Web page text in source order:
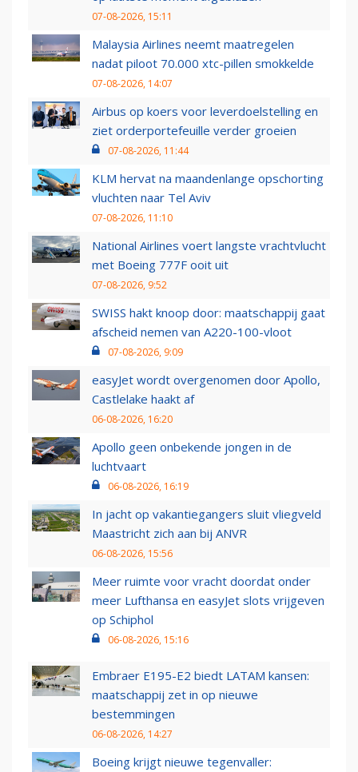
07-08-2026, 15:11
Malaysia Airlines neemt maatregelen
nadat piloot 70.000 xtc-pillen smokkelde
07-08-2026, 14:07
Airbus op koers voor leverdoelstelling en
ziet orderportefeuille verder groeien
07-08-2026, 11:44
KLM hervat na maandenlange opschorting
vluchten naar Tel Aviv
07-08-2026, 11:10
National Airlines voert langste vrachtvlucht
met Boeing 777F ooit uit
07-08-2026, 9:52
SWISS hakt knoop door: maatschappij gaat
afscheid nemen van A220-100-vloot
07-08-2026, 9:09
easyJet wordt overgenomen door Apollo,
Castlelake haakt af
06-08-2026, 16:20
Apollo geen onbekende jongen in de
luchtvaart
06-08-2026, 16:19
In jacht op vakantiegangers sluit vliegveld
Maastricht zich aan bij ANVR
06-08-2026, 15:56
Meer ruimte voor vracht doordat onder
meer Lufthansa en easyJet slots vrijgeven
op Schiphol
06-08-2026, 15:16
Embraer E195-E2 biedt LATAM kansen:
maatschappij zet in op nieuwe
bestemmingen
06-08-2026, 14:27
Boeing krijgt nieuwe tegenvaller: